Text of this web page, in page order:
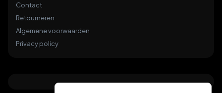
Contact
Retourneren
Algemene voorwaarden
Privacy policy